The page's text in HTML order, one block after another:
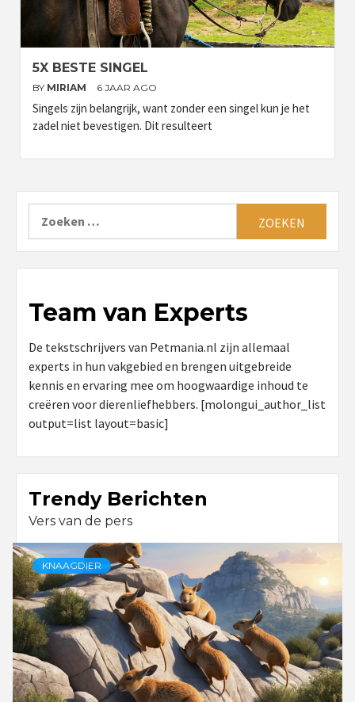
5X BESTE SINGEL
BY MIRIAM 6 JAAR AGO
Singels zijn belangrijk, want zonder een singel kun je het
zadel niet bevestigen. Dit resulteert
Team van Experts
De tekstschrijvers van Petmania.nl zijn allemaal
experts in hun vakgebied en brengen uitgebreide
kennis en ervaring mee om hoogwaardige inhoud te
creëren voor dierenliefhebbers. [molongui_author_list
output=list layout=basic]
Trendy Berichten
Vers van de pers
KNAAGDIER